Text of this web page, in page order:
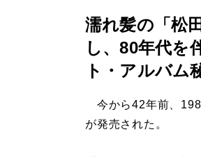
濡れ髪の「松
し、80年代を
ト・アルバム
今から42年前、
が発売された。